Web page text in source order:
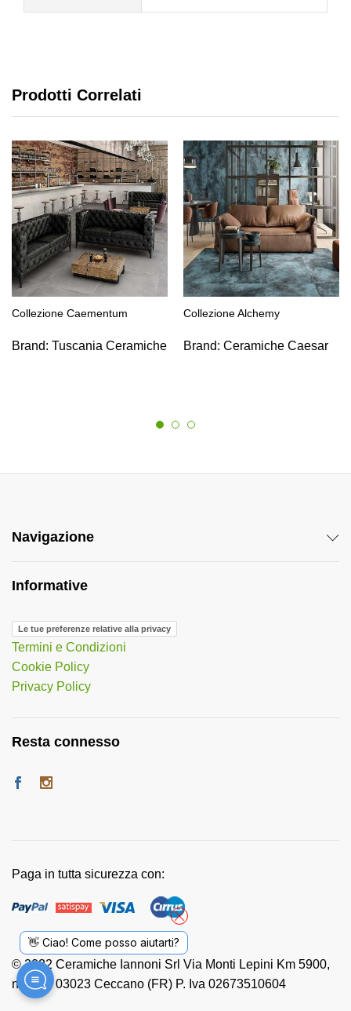
Prodotti Correlati
Collezione Caementum
Brand: Tuscania Ceramiche
Collezione Alchemy
Brand: Ceramiche Caesar
Navigazione
Informative
Le tue preferenze relative alla privacy
Termini e Condizioni
Cookie Policy
Privacy Policy
Resta connesso
© 2022 Ceramiche Iannoni Srl Via Monti Lepini Km 5900,
n. 118 - 03023 Ceccano (FR) P. Iva 02673510604
Paga in tutta sicurezza con:
👋 Ciao! Come posso aiutarti?